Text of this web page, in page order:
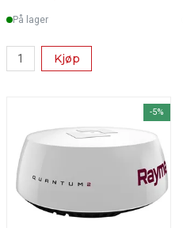
På lager
Kjøp
-5%